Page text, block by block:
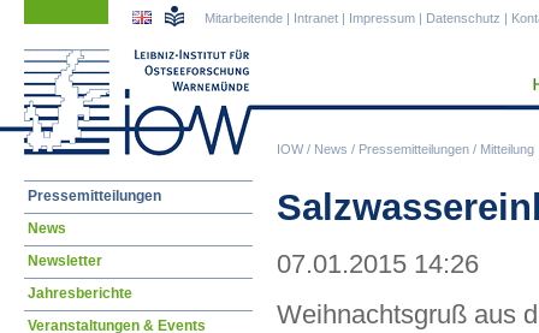
IOW/ News / Pressemitteilungen / Mitteilung
Mitarbeitende | Intranet | Impressum | Datenschutz |
07.01.2015 14:26
Weihnachtsgruß aus
Navigation
Pressemitteilungen
News
Newsletter
Jahresberichte
Veranstaltungen & Events